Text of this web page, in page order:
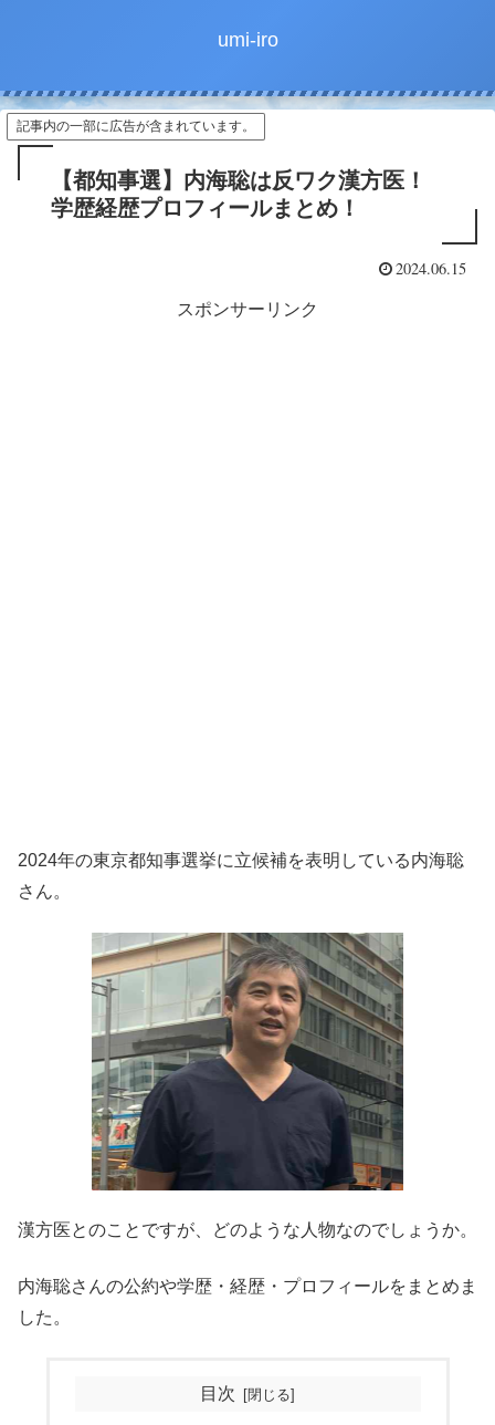
umi-iro
記事内の一部に広告が含まれています。
【都知事選】内海聡は反ワク漢方医！
学歴経歴プロフィールまとめ！
2024.06.15
スポンサーリンク
2024年の東京都知事選挙に立候補を表明している内海聡
さん。
漢方医とのことですが、どのような人物なのでしょうか。
内海聡さんの公約や学歴・経歴・プロフィールをまとめま
した。
目次